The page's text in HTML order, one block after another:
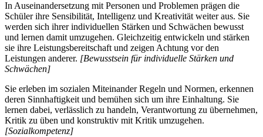
In Auseinandersetzung mit Personen und Problemen prägen die
Schüler ihre Sensibilität, Intelligenz und Kreativität weiter aus. Sie
werden sich ihrer individuellen Stärken und Schwächen bewusst
und lernen damit umzugehen. Gleichzeitig entwickeln und stärken
sie ihre Leistungsbereitschaft und zeigen Achtung vor den
Leistungen anderer. [Bewusstsein für individuelle Stärken und
Schwächen]
Sie erleben im sozialen Miteinander Regeln und Normen, erkennen
deren Sinnhaftigkeit und bemühen sich um ihre Einhaltung. Sie
lernen dabei, verlässlich zu handeln, Verantwortung zu übernehmen,
Kritik zu üben und konstruktiv mit Kritik umzugehen.
[Sozialkompetenz]